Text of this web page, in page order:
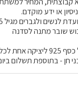
או ידע מוקדם.
לנשים ולגברים מגיל 15 ומעלה.
שובר מתנה לסדנה
משתתפ/ת.
חן - בתוספת תשלום